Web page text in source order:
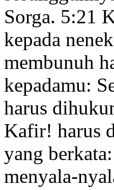
Sorga. 5:21
kepada
membunuh
kepadamu:
harus
Kafir! harus
yang
menyala-